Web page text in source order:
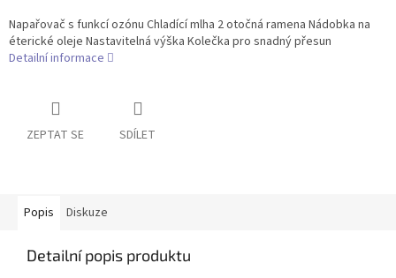
Napařovač s funkcí ozónu Chladící mlha 2 otočná ramena Nádobka na
éterické oleje Nastavitelná výška Kolečka pro snadný přesun
Detailní informace
ZEPTAT SE SDÍLET
Popis Diskuze
Detailní popis produktu